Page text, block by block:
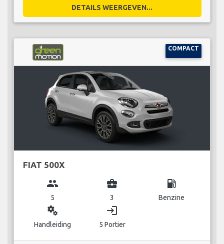
DETAILS WEERGEVEN...
COMPACT
FIAT 500X
group
5
business_center
3
local_gas_station
Benzine
miscellaneous_services
Handleiding
login
5 Portier